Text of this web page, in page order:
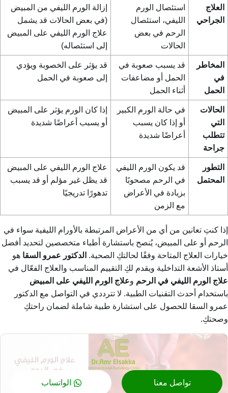
العلاج
الجراحي
استئصال الورم
الليفي، استئصال
الرحم في بعض
الحالات
إزالة الورم الليفي من المبيض
(في بعض الحالات قد يشمل
علاج الورم الليفي على المبيض
إلى استئصاله)
المخاطر
في
الحمل
قد يسبب صعوبة في
الحمل أو مضاعفات
أثناء الحمل
قد يؤثر على الخصوبة ويؤدي
إلى صعوبة في الحمل
الحالات
التي
تتطلب
جراحة
في حالة الورم الكبير
أو إذا كان يسبب
أعراضًا شديدة
إذا كان الورم يؤثر على المبيض
أو يسبب أعراضًا شديدة
التطور
المحتمل
قد يكون الورم الليفي
في الرحم مصحوبًا
بزيادة في الأعراض
مع الزمن
علاج الورم الليفي على المبيض
قد يظل غير مؤلم أو قد يسبب
تدهورًا تدريجيًا
إذا كنتِ تعانين من أي من الأعراض المرتبطة بالأورام الليفية سواء في
الرحم أو على المبيض، يُنصح باستشارة أطباء متخصصين لتحديد أفضل
خيارات العلاج المتاحة وفقًا لحالتكِ الصحية. الدكتور عمرو السقا هو
أستاذ الأشعة التداخلية ويقدم لكِ التقييم المناسب والعلاج الفعّال في
علاج الورم الليفي في الرحم وعلاج الورم الليفي على المبيض
باستخدام أحدث التقنيات الطبية. لا تترددي في التواصل مع الدكتور
عمرو السقا للحصول على استشارة طبية شاملة لضمان راحتكِ
وصحتكِ.
تواصل معنا الواتساب